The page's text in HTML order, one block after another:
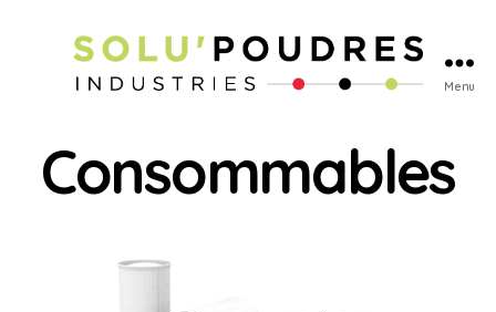
Menu
Consommables